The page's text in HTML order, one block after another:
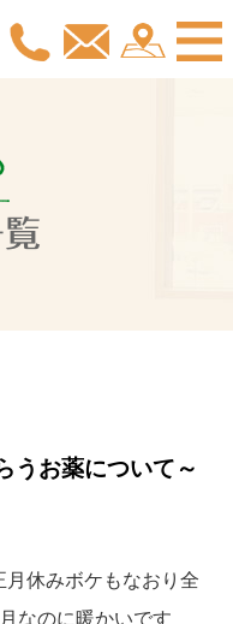
うお薬について～
休みボケもなおり全
なのに暖かいです